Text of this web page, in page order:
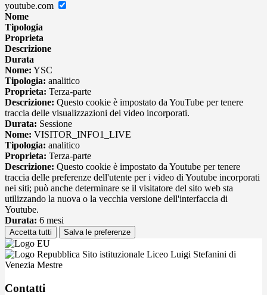
youtube.com
Nome
Tipologia
Proprieta
Descrizione
Durata
Nome: YSC
Tipologia: analitico
Proprieta: Terza-parte
Descrizione: Questo cookie è impostato da YouTube per tenere
traccia delle visualizzazioni dei video incorporati.
Durata: Sessione
Nome: VISITOR_INFO1_LIVE
Tipologia: analitico
Proprieta: Terza-parte
Descrizione: Questo cookie è impostato da Youtube per tenere
traccia delle preferenze dell'utente per i video di Youtube incorporati
nei siti; può anche determinare se il visitatore del sito web sta
utilizzando la nuova o la vecchia versione dell'interfaccia di
Youtube.
Durata: 6 mesi
Accetta tutti Salva le preferenze
Sito istituzionale Liceo Luigi Stefanini di
Venezia Mestre
Contatti